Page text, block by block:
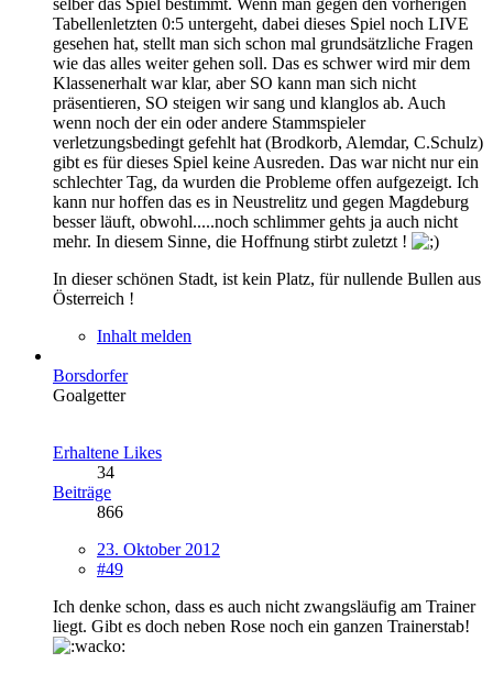
Tabellenletzten 0:5 untergeht, dabei dieses Spiel noch LIVE
gesehen hat, stellt man sich schon mal grundsätzliche Fragen
wie das alles weiter gehen soll. Das es schwer wird mir dem
Klassenerhalt war klar, aber SO kann man sich nicht
präsentieren, SO steigen wir sang und klanglos ab. Auch
wenn noch der ein oder andere Stammspieler
verletzungsbedingt gefehlt hat (Brodkorb, Alemdar, C.Schulz)
gibt es für dieses Spiel keine Ausreden. Das war nicht nur ein
schlechter Tag, da wurden die Probleme offen aufgezeigt. Ich
kann nur hoffen das es in Neustrelitz und gegen Magdeburg
besser läuft, obwohl.....noch schlimmer gehts ja auch nicht
mehr. In diesem Sinne, die Hoffnung stirbt zuletzt !
In dieser schönen Stadt, ist kein Platz, für nullende Bullen aus
Österreich !
Inhalt melden
Borsdorfer
Goalgetter
Erhaltene Likes
34
Beiträge
866
23. Oktober 2012
#49
Ich denke schon, dass es auch nicht zwangsläufig am Trainer
liegt. Gibt es doch neben Rose noch ein ganzen Trainerstab!